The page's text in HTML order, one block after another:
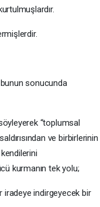
sonucunda
“toplumsal
ve birbirlerinin
kurmanın tek yolu;
iradeye indirgeyecek bir